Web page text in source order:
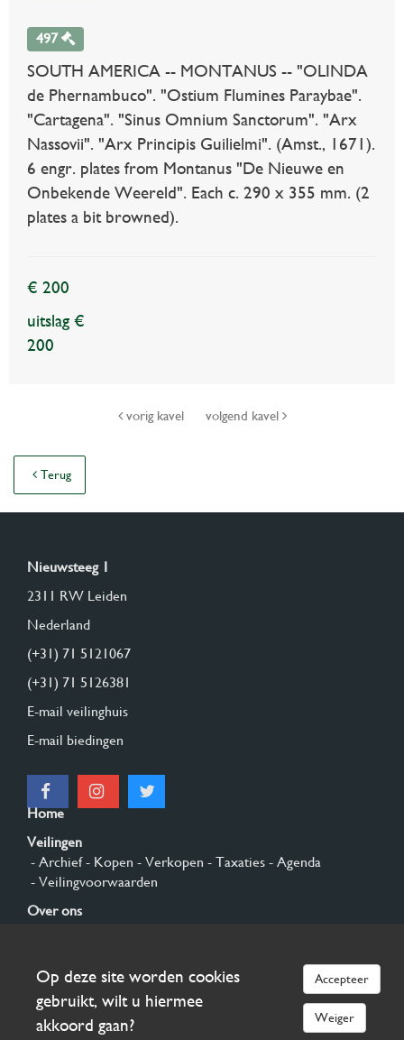
497
SOUTH AMERICA -- MONTANUS -- "OLINDA
de Phernambuco". "Ostium Flumines Paraybae".
"Cartagena". "Sinus Omnium Sanctorum". "Arx
Nassovii". "Arx Principis Guilielmi". (Amst., 1671).
6 engr. plates from Montanus "De Nieuwe en
Onbekende Weereld". Each c. 290 x 355 mm. (2
plates a bit browned).
€ 200
uitslag €
200
vorig kavel volgend kavel
Terug
Nieuwsteeg 1
2311 RW Leiden
Nederland
(+31) 71 5121067
(+31) 71 5126381
E-mail veilinghuis
E-mail biedingen
Home
Veilingen
- Archief- Kopen - Verkopen - Taxaties - Agenda
- Veilingvoorwaarden
Over ons
Aanmelden
Op deze site worden cookies
gebruikt, wilt u hiermee
akkoord gaan?
Accepteer
Weiger